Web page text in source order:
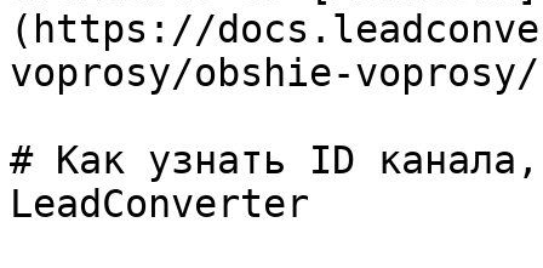
(https://
voprosy/obshie-
# Как узнать ID
LeadConverter